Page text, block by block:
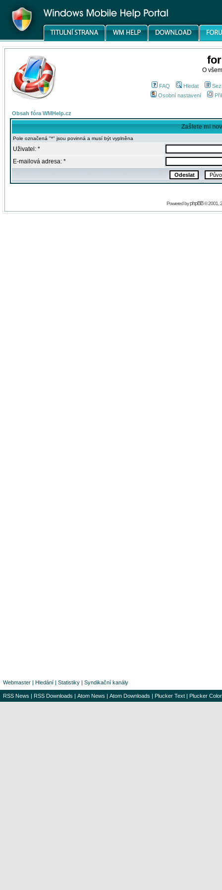
O
FAQ Hledat
Osobní nastavení
Obsah fóra WMHelp.cz
Zašlete mi
Pole označená "*" jsou povinná a musí být vyplněna
Uživatel: *
E-mailová adresa: *
Powered byphpBB© 2001,
Webmaster | Hledání | Statistiky | Syndikační kanály
RSS News | RSS Downloads | Atom News | Atom Downloads | Plucker Text | Plucker Color